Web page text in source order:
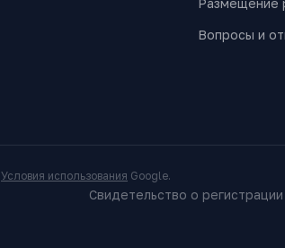
Размещение
Вопросы и
Условия использования Google.
Свидетельство о